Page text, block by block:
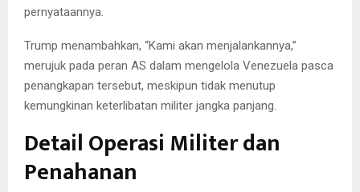
pernyataannya.
Trump menambahkan, “Kami akan menjalankannya,”
merujuk pada peran AS dalam mengelola Venezuela pasca
penangkapan tersebut, meskipun tidak menutup
kemungkinan keterlibatan militer jangka panjang.
Detail Operasi Militer dan
Penahanan